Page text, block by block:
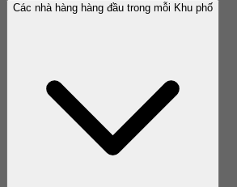
Các nhà hàng hàng đầu trong mỗi Khu phố